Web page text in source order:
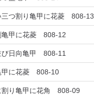
三つ割り亀甲に花菱 808-13
亀甲に花菱 808-12
び日向亀甲 808-11
甲に花菱 808-10
割り亀甲に花角 808-09